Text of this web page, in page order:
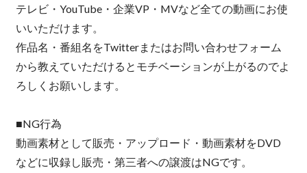
テレビ・YouTube・企業VP・MVなど全ての動画にお使
いいただけます。
作品名・番組名をTwitterまたはお問い合わせフォーム
から教えていただけるとモチベーションが上がるのでよ
ろしくお願いします。
■NG行為
動画素材として販売・アップロード・動画素材をDVD
などに収録し販売・第三者への譲渡はNGです。